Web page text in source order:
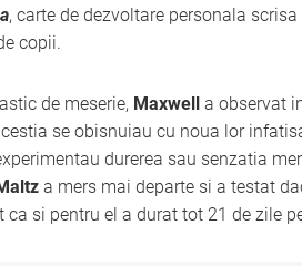
, carte de dezvoltare personala scrisa
copii.
de meserie, Maxwell a observat
se obisnuiau cu noua lor
durerea sau senzatia
a mers mai departe si a testat
ca si pentru el a durat tot 21 de zile